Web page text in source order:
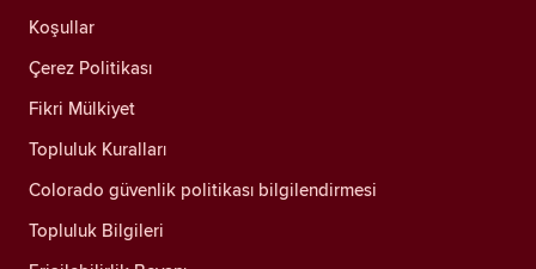
Koşullar
Çerez Politikası
Fikri Mülkiyet
Topluluk Kuralları
Colorado güvenlik politikası bilgilendirmesi
Topluluk Bilgileri